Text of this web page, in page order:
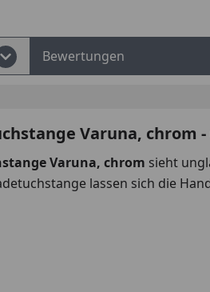
Bewertungen
Varuna, chrom -
Varuna, chrom sieht
lassen sich die